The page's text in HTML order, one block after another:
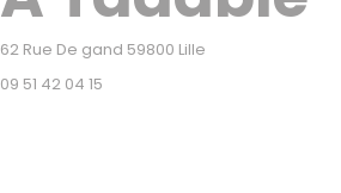
62 Rue De gand 59800 Lille
09 51 42 04 15